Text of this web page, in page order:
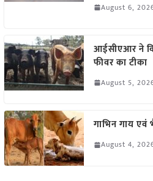
August 6,
आईसीएआर ने
फीवर का टीका
August 5,
गाभिन गाय
August 4,